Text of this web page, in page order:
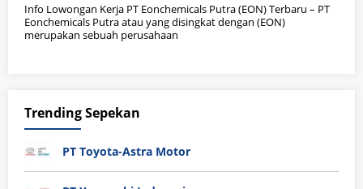
Info Lowongan Kerja PT Eonchemicals Putra (EON) Terbaru – PT
Eonchemicals Putra atau yang disingkat dengan (EON)
merupakan sebuah perusahaan
Trending Sepekan
PT Toyota-Astra Motor